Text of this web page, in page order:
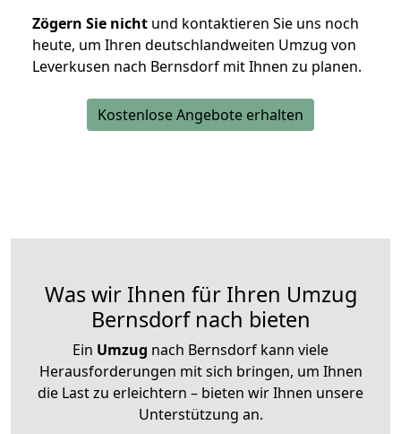
Zögern Sie nicht und kontaktieren Sie uns noch
heute, um Ihren deutschlandweiten Umzug von
Leverkusen nach Bernsdorf mit Ihnen zu planen.
Kostenlose Angebote erhalten
Was wir Ihnen für Ihren Umzug
Bernsdorf nach bieten
Ein Umzug nach Bernsdorf kann viele
Herausforderungen mit sich bringen, um Ihnen
die Last zu erleichtern – bieten wir Ihnen unsere
Unterstützung an.